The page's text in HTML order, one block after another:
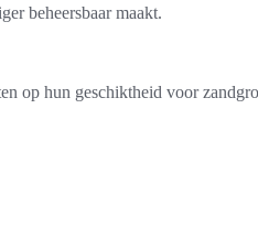
beheersbaar maakt.
op hun geschiktheid voor